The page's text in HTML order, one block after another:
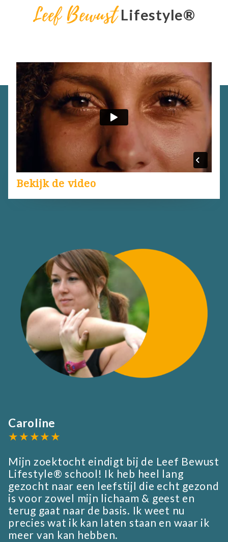
Leef BewustLifestyle®
Bekijk de video
Caroline
★★★★★
Mijn zoektocht eindigt bij de Leef Bewust
Lifestyle® school! Ik heb heel lang
gezocht naar een leefstijl die echt gezond
is voor zowel mijn lichaam & geest en
terug gaat naar de basis. Ik weet nu
precies wat ik kan laten staan en waar ik
meer van kan hebben.